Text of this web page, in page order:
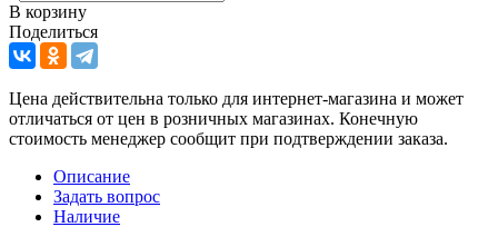
В корзину
Поделиться
Цена действительна только для интернет-магазина и может
отличаться от цен в розничных магазинах. Конечную
стоимость менеджер сообщит при подтверждении заказа.
Описание
Задать вопрос
Наличие